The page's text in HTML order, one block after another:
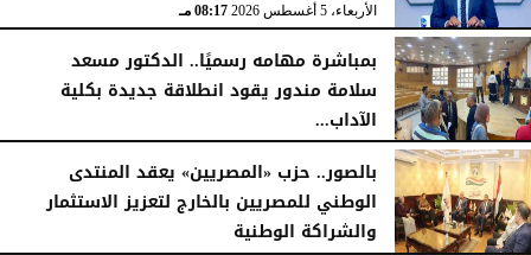
الأربعاء، 5 أغسطس 2026 08:17 مـ
بمباشرة مهامه رسميًا.. الدكتور مسعد
سلامة مندور يقود انطلاقة جديدة بكلية
الآداب...
الأربعاء، 5 أغسطس 2026
بالصور.. حزب «المصريين» يعقد المنتدى
الوطني للمصريين بالخارج لتعزيز الاستثمار
والشراكة الوطنية